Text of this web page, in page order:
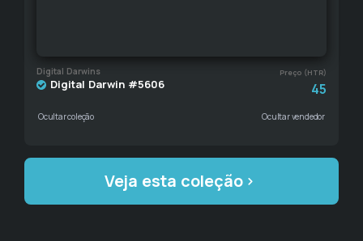
Digital Darwins Preço (HTR)
Digital Darwin #5606 45
Ocultar coleção Ocultar vendedor
Veja esta coleção